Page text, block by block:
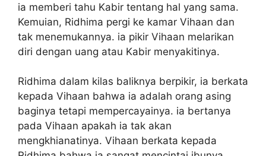
ia memberi tahu Kabir tentang hal yang sama.
Kemuian, Ridhima pergi ke kamar Vihaan dan
tak menemukannya. ia pikir Vihaan melarikan
diri dengan uang atau Kabir menyakitinya.
Ridhima dalam kilas baliknya berpikir, ia berkata
kepada Vihaan bahwa ia adalah orang asing
baginya tetapi mempercayainya. ia bertanya
pada Vihaan apakah ia tak akan
mengkhianatinya. Vihaan berkata kepada